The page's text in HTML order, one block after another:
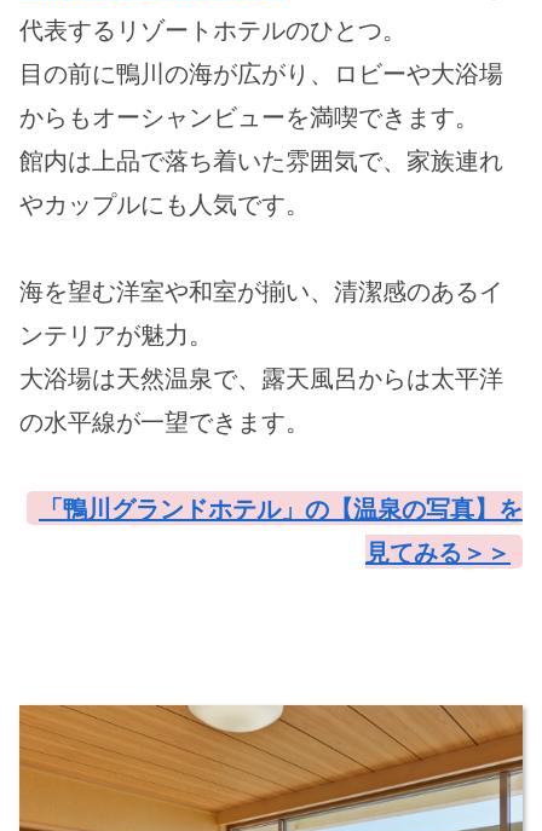
代表するリゾートホテルのひとつ。
目の前に鴨川の海が広がり、ロビーや大浴場
からもオーシャンビューを満喫できます。
館内は上品で落ち着いた雰囲気で、家族連れ
やカップルにも人気です。
海を望む洋室や和室が揃い、清潔感のあるイ
ンテリアが魅力。
大浴場は天然温泉で、露天風呂からは太平洋
の水平線が一望できます。
「鴨川グランドホテル」の【温泉の写真】を
見てみる＞＞